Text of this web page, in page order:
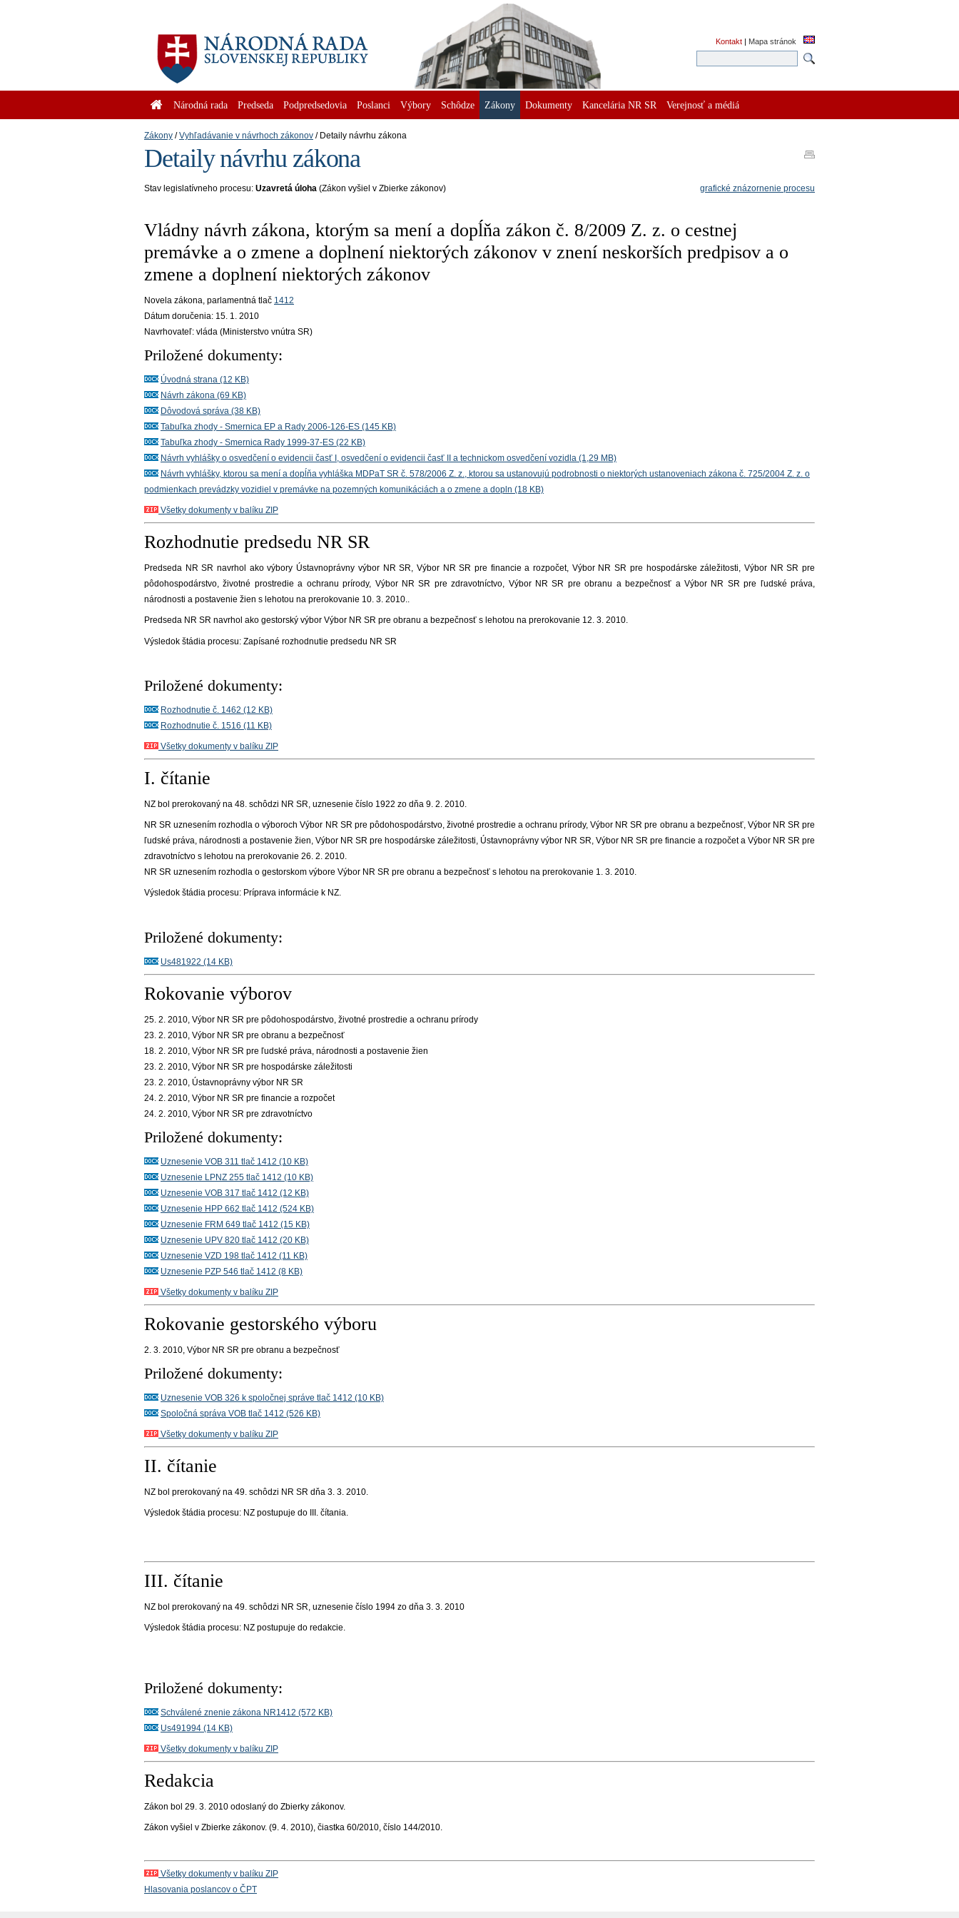
Kontakt | Mapa stránok
Národná rada Predseda Podpredsedovia Poslanci Výbory Schôdze Zákony Dokumenty Kancelária NR SR Verejnosť a médiá
Zákony Vyhľadávanie v návrhoch zákonov Detaily návrhu zákona
Detaily návrhu zákona
Stav legislatívneho procesu: Uzavretá úloha (Zákon vyšiel v Zbierke zákonov) grafické znázornenie procesu
Vládny návrh zákona, ktorým sa mení a dopĺňa zákon č. 8/2009 Z. z. o cestnej
premávke a o zmene a doplnení niektorých zákonov v znení neskorších predpisov a o
zmene a doplnení niektorých zákonov
Novela zákona, parlamentná tlač 1412
Dátum doručenia: 15. 1. 2010
Navrhovateľ: vláda (Ministerstvo vnútra SR)
Priložené dokumenty:
Úvodná strana (12 KB)
Návrh zákona (69 KB)
Dôvodová správa (38 KB)
Tabuľka zhody - Smernica EP a Rady 2006-126-ES (145 KB)
Tabuľka zhody - Smernica Rady 1999-37-ES (22 KB)
Návrh vyhlášky o osvedčení o evidencii časť I, osvedčení o evidencii časť II a technickom osvedčení vozidla (1,29 MB)
Návrh vyhlášky, ktorou sa mení a dopĺňa vyhláška MDPaT SR č. 578/2006 Z. z., ktorou sa ustanovujú podrobnosti o niektorých ustanoveniach zákona č. 725/2004 Z. z. o
podmienkach prevádzky vozidiel v premávke na pozemných komunikáciách a o zmene a dopln (18 KB)
Všetky dokumenty v balíku ZIP
Rozhodnutie predsedu NR SR
Predseda NR SR navrhol ako výbory Ústavnoprávny výbor NR SR, Výbor NR SR pre financie a rozpočet, Výbor NR SR pre hospodárske záležitosti, Výbor NR SR pre
pôdohospodárstvo, životné prostredie a ochranu prírody, Výbor NR SR pre zdravotníctvo, Výbor NR SR pre obranu a bezpečnosť a Výbor NR SR pre ľudské práva,
národnosti a postavenie žien s lehotou na prerokovanie 10. 3. 2010..
Predseda NR SR navrhol ako gestorský výbor Výbor NR SR pre obranu a bezpečnosť s lehotou na prerokovanie 12. 3. 2010.
Výsledok štádia procesu: Zapísané rozhodnutie predsedu NR SR
Priložené dokumenty:
Rozhodnutie č. 1462 (12 KB)
Rozhodnutie č. 1516 (11 KB)
Všetky dokumenty v balíku ZIP
I. čítanie
NZ bol prerokovaný na 48. schôdzi NR SR, uznesenie číslo 1922 zo dňa 9. 2. 2010.
NR SR uznesením rozhodla o výboroch Výbor NR SR pre pôdohospodárstvo, životné prostredie a ochranu prírody, Výbor NR SR pre obranu a bezpečnosť, Výbor NR SR pre
ľudské práva, národnosti a postavenie žien, Výbor NR SR pre hospodárske záležitosti, Ústavnoprávny výbor NR SR, Výbor NR SR pre financie a rozpočet a Výbor NR SR pre
zdravotníctvo s lehotou na prerokovanie 26. 2. 2010.
NR SR uznesením rozhodla o gestorskom výbore Výbor NR SR pre obranu a bezpečnosť s lehotou na prerokovanie 1. 3. 2010.
Výsledok štádia procesu: Príprava informácie k NZ.
Priložené dokumenty:
Us481922 (14 KB)
Rokovanie výborov
25. 2. 2010, Výbor NR SR pre pôdohospodárstvo, životné prostredie a ochranu prírody
23. 2. 2010, Výbor NR SR pre obranu a bezpečnosť
18. 2. 2010, Výbor NR SR pre ľudské práva, národnosti a postavenie žien
23. 2. 2010, Výbor NR SR pre hospodárske záležitosti
23. 2. 2010, Ústavnoprávny výbor NR SR
24. 2. 2010, Výbor NR SR pre financie a rozpočet
24. 2. 2010, Výbor NR SR pre zdravotníctvo
Priložené dokumenty:
Uznesenie VOB 311 tlač 1412 (10 KB)
Uznesenie LPNZ 255 tlač 1412 (10 KB)
Uznesenie VOB 317 tlač 1412 (12 KB)
Uznesenie HPP 662 tlač 1412 (524 KB)
Uznesenie FRM 649 tlač 1412 (15 KB)
Uznesenie UPV 820 tlač 1412 (20 KB)
Uznesenie VZD 198 tlač 1412 (11 KB)
Uznesenie PZP 546 tlač 1412 (8 KB)
Všetky dokumenty v balíku ZIP
Rokovanie gestorského výboru
2. 3. 2010, Výbor NR SR pre obranu a bezpečnosť
Priložené dokumenty:
Uznesenie VOB 326 k spoločnej správe tlač 1412 (10 KB)
Spoločná správa VOB tlač 1412 (526 KB)
Všetky dokumenty v balíku ZIP
II. čítanie
NZ bol prerokovaný na 49. schôdzi NR SR dňa 3. 3. 2010.
Výsledok štádia procesu: NZ postupuje do III. čítania.
III. čítanie
NZ bol prerokovaný na 49. schôdzi NR SR, uznesenie číslo 1994 zo dňa 3. 3. 2010
Výsledok štádia procesu: NZ postupuje do redakcie.
Priložené dokumenty:
Schválené znenie zákona NR1412 (572 KB)
Us491994 (14 KB)
Všetky dokumenty v balíku ZIP
Redakcia
Zákon bol 29. 3. 2010 odoslaný do Zbierky zákonov.
Zákon vyšiel v Zbierke zákonov. (9. 4. 2010), čiastka 60/2010, číslo 144/2010.
Všetky dokumenty v balíku ZIP
Hlasovania poslancov o ČPT